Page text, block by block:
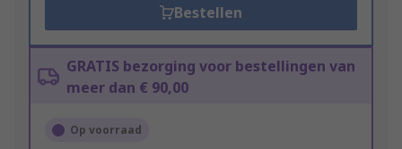
Bestellen
GRATIS bezorging voor bestellingen van
meer dan € 90,00
Op voorraad